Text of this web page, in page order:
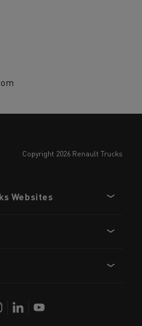
copyright 2026 Renault Trucks
Websites